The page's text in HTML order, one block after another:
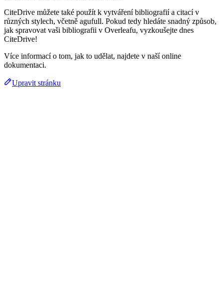
CiteDrive můžete také použít k vytváření bibliografií a citací v
různých stylech, včetně agufull. Pokud tedy hledáte snadný způsob,
jak spravovat vaši bibliografii v Overleafu, vyzkoušejte dnes
CiteDrive!
Více informací o tom, jak to udělat, najdete v naší online
dokumentaci.
Upravit stránku